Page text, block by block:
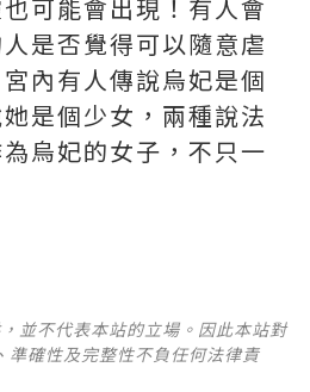
可能會出現！有人會
是否覺得可以隨意虐
內有人傳說烏妃是個
是個少女，兩種說法
烏妃的女子，不只一
並不代表本站的立場。因此本站對
準確性及完整性不負任何法律責